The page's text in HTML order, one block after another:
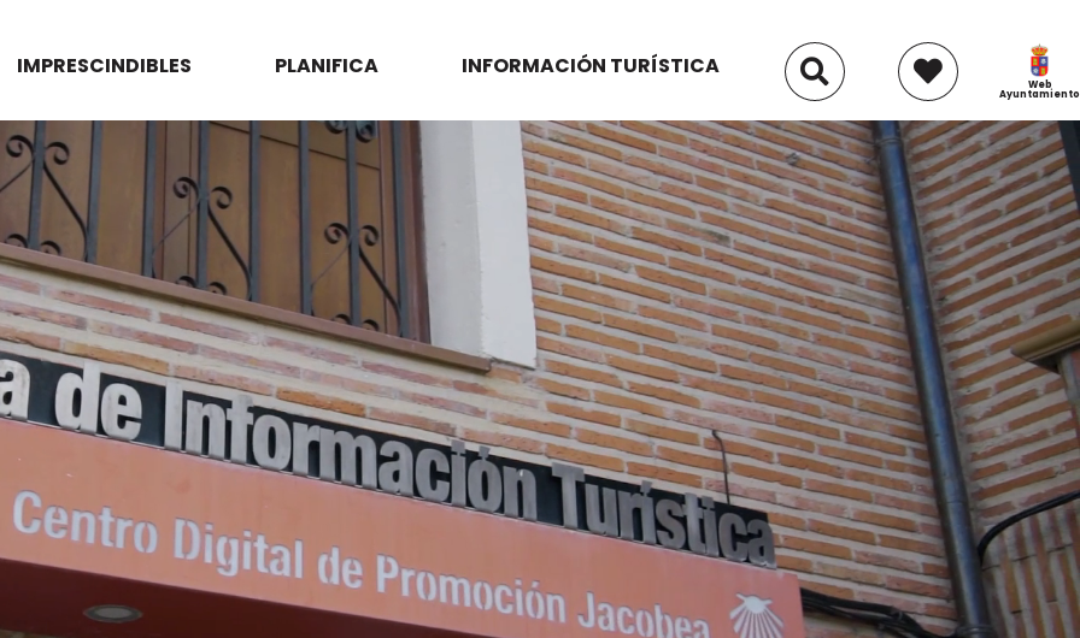
IMPRESCINDIBLES PLANIFICA INFORMACIÓN TURÍSTICA
Web
Ayuntamiento